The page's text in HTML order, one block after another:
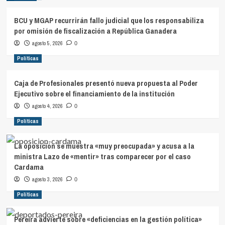
BCU y MGAP recurrirán fallo judicial que los responsabiliza
por omisión de fiscalización a República Ganadera
agosto 5, 2026 0
Políticas
Caja de Profesionales presentó nueva propuesta al Poder
Ejecutivo sobre el financiamiento de la institución
agosto 4, 2026 0
Políticas
La oposición se muestra «muy preocupada» y acusa a la
ministra Lazo de «mentir» tras comparecer por el caso
Cardama
agosto 3, 2026 0
Políticas
Pereira advierte sobre «deficiencias en la gestión política»